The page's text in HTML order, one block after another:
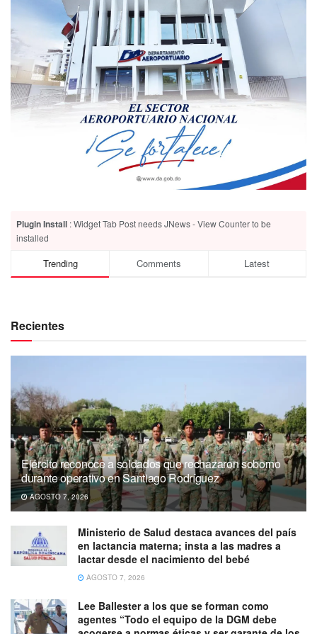
Plugin Install : Widget Tab Post needs JNews - View Counter to be
installed
Trending Comments Latest
Recientes
Ejército reconoce a soldados que rechazaron soborno
durante operativo en Santiago Rodríguez
AGOSTO 7, 2026
Ministerio de Salud destaca avances del país
en lactancia materna; insta a las madres a
lactar desde el nacimiento del bebé
AGOSTO 7, 2026
Lee Ballester a los que se forman como
agentes “Todo el equipo de la DGM debe